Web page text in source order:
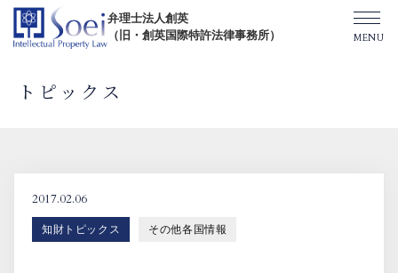
弁理士法人創英
（旧・創英国際特許法律事務所）
弁理士紹介
トピックス
2017.02.06
知財トピックス その他各国情報